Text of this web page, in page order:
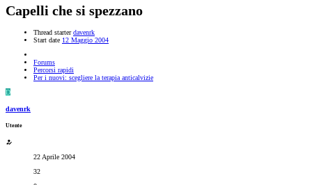
Capelli che si spezzano
Thread starter davenrk
Start date 12 Maggio 2004
Forums
Percorsi rapidi
Per i nuovi: scegliere la terapia anticalvizie
D
davenrk
Utente
22 Aprile 2004
32